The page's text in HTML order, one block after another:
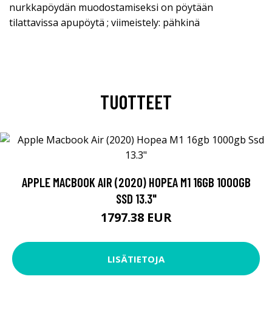
nurkkapöydän muodostamiseksi on pöytään
tilattavissa apupöytä ; viimeistely: pähkinä
TUOTTEET
APPLE MACBOOK AIR (2020) HOPEA M1 16GB 1000GB
SSD 13.3"
1797.38 EUR
LISÄTIETOJA